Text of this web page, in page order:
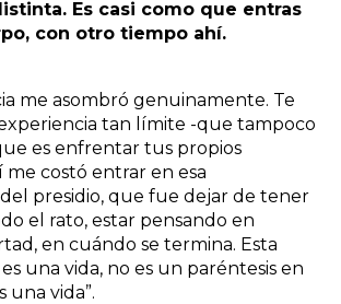
Es casi como que entras
con otro tiempo ahí.
me asombró genuinamente. Te
tan límite -que tampoco
es enfrentar tus propios
me costó entrar en esa
presidio, que fue dejar de tener
el rato, estar pensando en
en cuándo se termina. Esta
es una vida, no es un paréntesis en
una vida”.